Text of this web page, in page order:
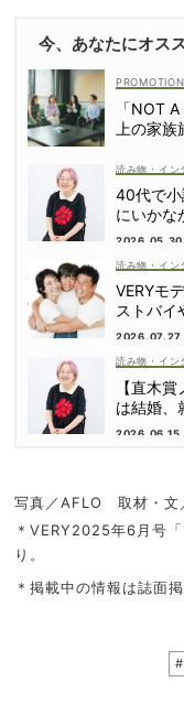
今、あなたにオス
「NOT
上の家族
読み物・イン
40代で小
にいかな
2026.05.30
読み物・イン
VERYモ
ストバイ
2026.07.27
読み物・イン
【直木
は結婚、
倉かすみ
2026.06.15
写真／AFLO 取材・文
＊VERY2025年6月号
り。
＊掲載中の情報は誌面